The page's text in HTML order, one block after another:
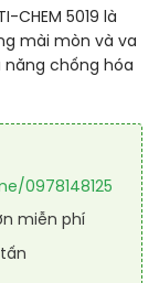
CHEM 5019 là
mài mòn và va
năng chống hóa
0978148125
miễn phí